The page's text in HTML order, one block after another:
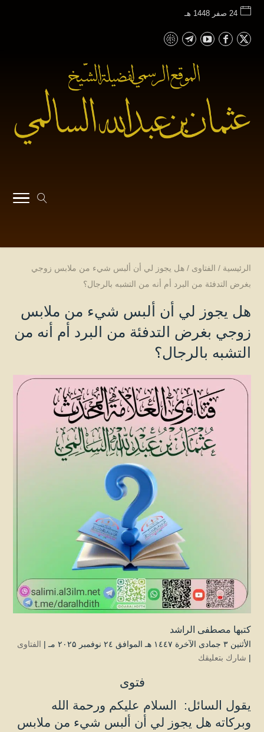
24 صفر 1448 هـ
الرئيسية / الفتاوى / هل يجوز لي أن ألبس شيء من ملابس زوجي
بغرض التدفئة من البرد أم أنه من التشبه بالرجال؟
هل يجوز لي أن ألبس شيء من ملابس
زوجي بغرض التدفئة من البرد أم أنه من
التشبه بالرجال؟
كتبها مصطفى الراشد
الأثنين ۳ جمادى الآخرة ۱٤٤۷ هـ الموافق ۲٤ نوفمبر ۲۰۲۵ مـ |
الفتاوى
| شارك بتعليقك
فتوى
يقول السائل: السلام عليكم ورحمة الله
وبركاته هل يجوز لي أن ألبس شيء من ملابس